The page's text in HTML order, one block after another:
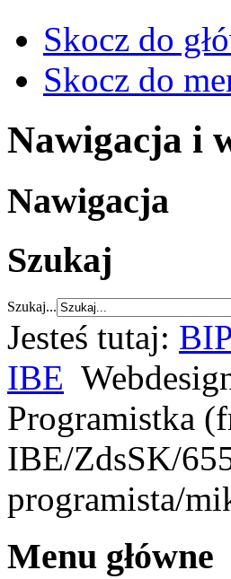
Skocz do
Skocz do
Nawigacja i
Nawigacja
Szukaj
Szukaj...
Jesteś tutaj:
IBE
Programistka
IBE/ZdsSK/
programista/
Menu główne